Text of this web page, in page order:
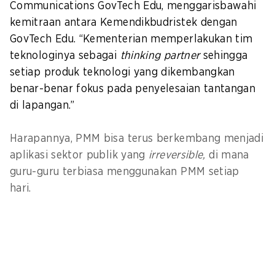
Communications GovTech Edu, menggarisbawahi
kemitraan antara Kemendikbudristek dengan
GovTech Edu. “Kementerian memperlakukan tim
teknologinya sebagai thinking partnersehingga
setiap produk teknologi yang dikembangkan
benar-benar fokus pada penyelesaian tantangan
di lapangan.”
Harapannya, PMM bisa terus berkembang menjadi
aplikasi sektor publik yang irreversible,di mana
guru-guru terbiasa menggunakan PMM setiap
hari.